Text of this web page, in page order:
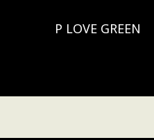
P LOVE GREEN